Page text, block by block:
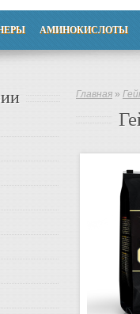
АМИНОКИСЛОТЫ
Главная »